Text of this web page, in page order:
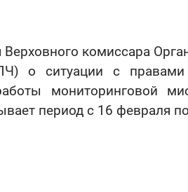
комиссара
о ситуации с правами
мониторинговой
период с 16 февраля